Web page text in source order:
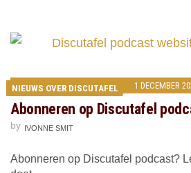
NIEUWS OVER DISCUTAFEL 1 DECEMBER
Abonneren op Discutafel
by IVONNE SMIT
Abonneren op Discutafel podcast?